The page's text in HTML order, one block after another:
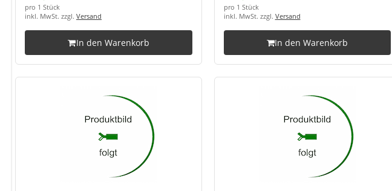
pro 1 Stück
inkl. MwSt. zzgl. Versand
In den Warenkorb
pro 1 Stück
inkl. MwSt. zzgl. Versand
In den Warenkorb